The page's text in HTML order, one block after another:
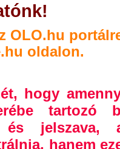
OLO.hu
oldalon.
hogy
tartozó
és jelszava,
hanem